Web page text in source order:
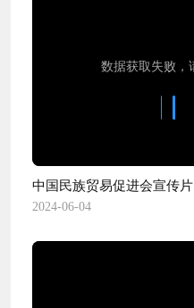
中国民族贸易促进会宣传片
2024-06-04